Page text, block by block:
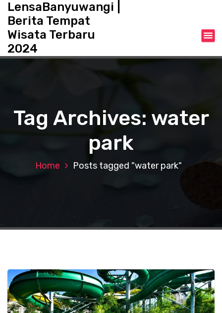
o
LensaBanyuwangi |
Berita Tempat
Wisata Terbaru
2024
Tag Archives: water
park
Home Posts tagged "water park"